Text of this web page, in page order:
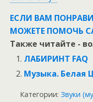
ЕСЛИ ВАМ
МОЖЕТЕ ПОМОЧЬ
Также читайте -
ЛАБИРИНТ FAQ
Музыка. Белая
Категории: Звуки